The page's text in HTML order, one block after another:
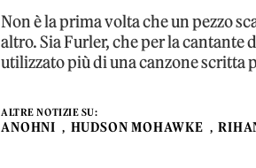
Non è la prima volta che un pezzo
altro. Sia Furler, che per la cantante
utilizzato più di una canzone scritta
ALTRE NOTIZIE SU:
ANOHNI HUDSON MOHAWKE